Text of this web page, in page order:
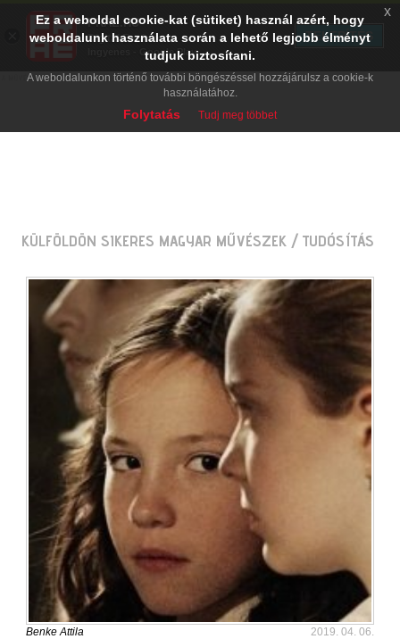
KÜLFÖLDÖN SIKERES MAGYAR MŰVÉSZEK / TUDÓSÍTÁS
Benke Attila 2019. 04. 06.
Ez a weboldal cookie-kat (sütiket) használ azért, hogy
weboldalunk használata során a lehető legjobb élményt
tudjuk biztosítani.
A weboldalunkon történő további böngészéssel hozzájárulsz a cookie-k
használatához.
Folytatás Tudj meg többet
x
PRAE.HU
Digital Evolution
Ingyenes - Google Play
TELEPÍTÉS